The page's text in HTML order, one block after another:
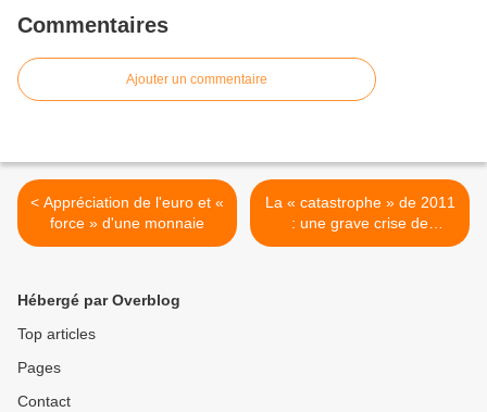
Commentaires
Ajouter un commentaire
< Appréciation de l'euro et «
force » d'une monnaie
La « catastrophe » de 2011
: une grave crise de
l'endettement >
Hébergé par Overblog
Top articles
Pages
Contact